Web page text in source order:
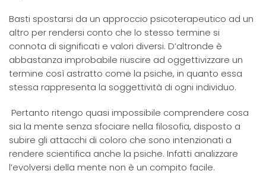
Basti spostarsi da un approccio psicoterapeutico ad un
altro per rendersi conto che lo stesso termine si
connota di significati e valori diversi. D’altronde è
abbastanza improbabile riuscire ad oggettivizzare un
termine così astratto come la psiche, in quanto essa
stessa rappresenta la soggettività di ogni individuo.
Pertanto ritengo quasi impossibile comprendere cosa
sia la mente senza sfociare nella filosofia, disposto a
subire gli attacchi di coloro che sono intenzionati a
rendere scientifica anche la psiche. Infatti analizzare
l’evolversi della mente non è un compito facile.